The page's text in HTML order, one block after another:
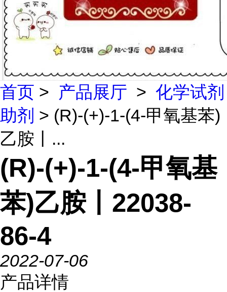
首页 > 产品展厅 > 化学试剂
助剂 > (R)-(+)-1-(4-甲氧基苯)
乙胺丨...
(R)-(+)-1-(4-甲氧基
苯)乙胺丨22038-
86-4
2022-07-06
产品详情